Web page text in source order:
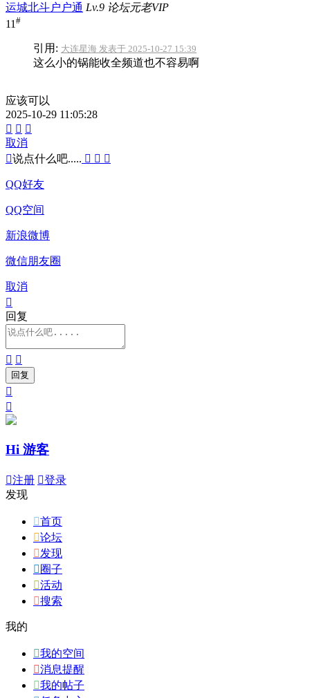
运城北斗户户通 Lv.9 论坛元老VIP
11#
引用: 大连星海 发表于 2025-10-27 15:39
这么小的锅能收全频道也不容易啊
应该可以
2025-10-29 11:05:28
  
取消
说点什么吧.....   
QQ好友
QQ空间
新浪微博
微信朋友圈
取消

回复
 


Hi 游客
注册 登录
发现
首页
论坛
发现
 圈子
活动
搜索
我的
我的空间
消息提醒
我的帖子